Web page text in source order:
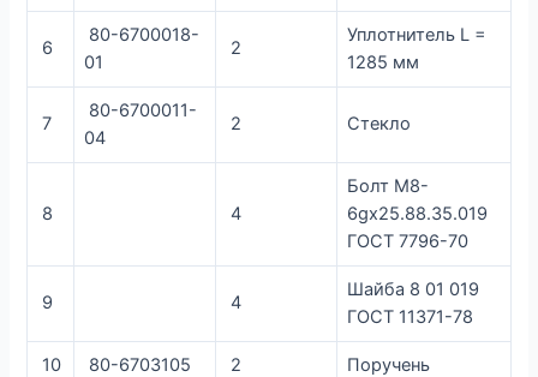
6
80-6700018-
01
2
Уплотнитель L =
1285 мм
7
80-6700011-
04
2 Стекло
8 4
Болт М8-
6gx25.88.35.019
ГОСТ 7796-70
9 4
Шайба 8 01 019
ГОСТ 11371-78
10 80-6703105 2 Поручень